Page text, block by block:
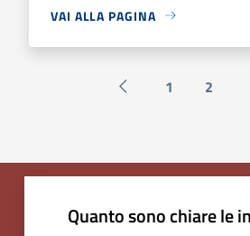
VAI ALLA PAGINA
Pagina precedente
1 2
Quanto sono chiare le